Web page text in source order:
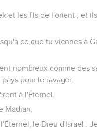
et les fils de l'orient ; et
ce que tu viennes à
nombreux comme des
pour le ravager.
à l'Éternel.
Madian,
le Dieu d'Israël :